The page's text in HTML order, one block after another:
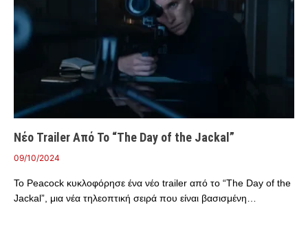
Νέο Trailer Από Το “The Day of the Jackal”
09/10/2024
Το Peacock κυκλοφόρησε ένα νέο trailer από το “The Day of the
Jackal”, μια νέα τηλεοπτική σειρά που είναι βασισμένη…